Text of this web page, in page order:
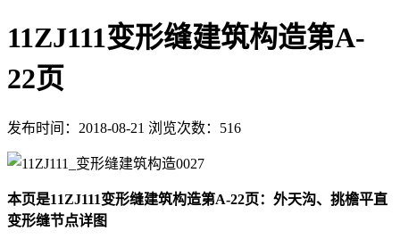
11ZJ111变形缝建筑构造第A-
22页
发布时间：2018-08-21 浏览次数：516
本页是11ZJ111变形缝建筑构造第A-22页：外天沟、挑檐平直
变形缝节点详图